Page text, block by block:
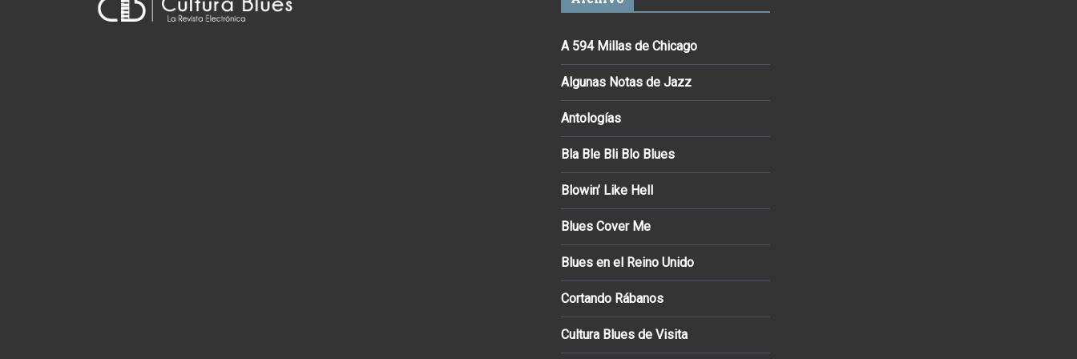
A 594 Millas de Chicago
Algunas Notas de Jazz
Antologías
Bla Ble Bli Blo Blues
Blowin’ Like Hell
Blues Cover Me
Blues en el Reino Unido
Cortando Rábanos
Cultura Blues de Visita